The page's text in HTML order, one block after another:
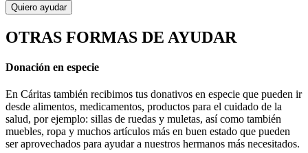
Quiero ayudar
OTRAS FORMAS DE AYUDAR
Donación en especie
En Cáritas también recibimos tus donativos en especie que pueden ir
desde alimentos, medicamentos, productos para el cuidado de la
salud, por ejemplo: sillas de ruedas y muletas, así como también
muebles, ropa y muchos artículos más en buen estado que pueden
ser aprovechados para ayudar a nuestros hermanos más necesitados.